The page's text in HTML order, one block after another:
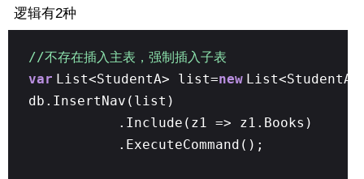
逻辑有2种
//不存在插入主表，强制插入子表
var List<StudentA> list=new
db.InsertNav(list)
.Include(z1 => z1.Books)
.ExecuteCommand();